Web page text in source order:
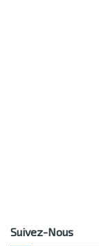
Suivez-Nous